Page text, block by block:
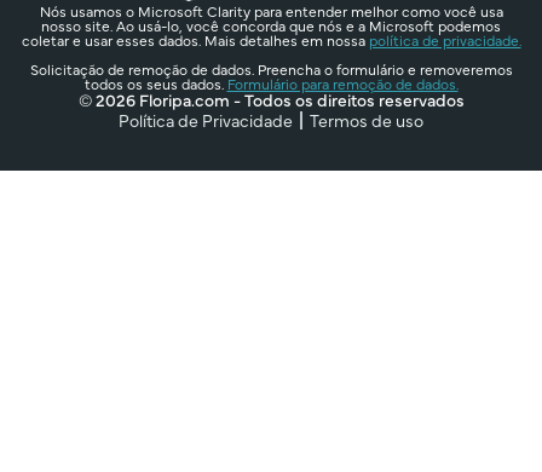
Nós usamos o Microsoft Clarity para entender melhor como você usa
nosso site. Ao usá-lo, você concorda que nós e a Microsoft podemos
coletar e usar esses dados. Mais detalhes em nossa política de privacidade.
Solicitação de remoção de dados. Preencha o formulário e removeremos
todos os seus dados. Formulário para remoção de dados.
© 2026 Floripa.com - Todos os direitos reservados
Política de Privacidade
Termos de uso